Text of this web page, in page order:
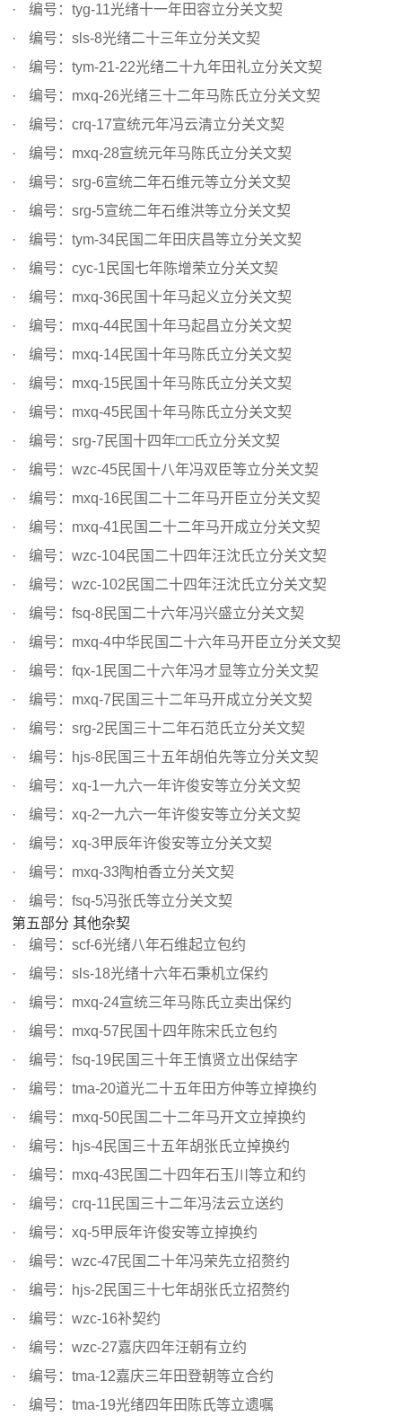
编号：tyg-11光绪十一年田容立分关文契
编号：sls-8光绪二十三年立分关文契
编号：tym-21-22光绪二十九年田礼立分关文契
编号：mxq-26光绪三十二年马陈氏立分关文契
编号：crq-17宣统元年冯云清立分关文契
编号：mxq-28宣统元年马陈氏立分关文契
编号：srg-6宣统二年石维元等立分关文契
编号：srg-5宣统二年石维洪等立分关文契
编号：tym-34民国二年田庆昌等立分关文契
编号：cyc-1民国七年陈增荣立分关文契
编号：mxq-36民国十年马起义立分关文契
编号：mxq-44民国十年马起昌立分关文契
编号：mxq-14民国十年马陈氏立分关文契
编号：mxq-15民国十年马陈氏立分关文契
编号：mxq-45民国十年马陈氏立分关文契
编号：srg-7民国十四年□□氏立分关文契
编号：wzc-45民国十八年冯双臣等立分关文契
编号：mxq-16民国二十二年马开臣立分关文契
编号：mxq-41民国二十二年马开成立分关文契
编号：wzc-104民国二十四年汪沈氏立分关文契
编号：wzc-102民国二十四年汪沈氏立分关文契
编号：fsq-8民国二十六年冯兴盛立分关文契
编号：mxq-4中华民国二十六年马开臣立分关文契
编号：fqx-1民国二十六年冯才显等立分关文契
编号：mxq-7民国三十二年马开成立分关文契
编号：srg-2民国三十二年石范氏立分关文契
编号：hjs-8民国三十五年胡伯先等立分关文契
编号：xq-1一九六一年许俊安等立分关文契
编号：xq-2一九六一年许俊安等立分关文契
编号：xq-3甲辰年许俊安等立分关文契
编号：mxq-33陶柏香立分关文契
编号：fsq-5冯张氏等立分关文契
第五部分 其他杂契
编号：scf-6光绪八年石维起立包约
编号：sls-18光绪十六年石秉机立保约
编号：mxq-24宣统三年马陈氏立卖出保约
编号：mxq-57民国十四年陈宋氏立包约
编号：fsq-19民国三十年王慎贤立出保结字
编号：tma-20道光二十五年田方仲等立掉换约
编号：mxq-50民国二十二年马开文立掉换约
编号：hjs-4民国三十五年胡张氏立掉换约
编号：mxq-43民国二十四年石玉川等立和约
编号：crq-11民国三十二年冯法云立送约
编号：xq-5甲辰年许俊安等立掉换约
编号：wzc-47民国二十年冯荣先立招赘约
编号：hjs-2民国三十七年胡张氏立招赘约
编号：wzc-16补契约
编号：wzc-27嘉庆四年汪朝有立约
编号：tma-12嘉庆三年田登朝等立合约
编号：tma-19光绪四年田陈氏等立遗嘱